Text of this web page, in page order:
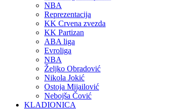
NBA
Reprezentacija
KK Crvena zvezda
KK Partizan
ABA liga
Evroliga
NBA
Željko Obradović
Nikola Jokić
Ostoja Mijailović
Nebojša Čović
KLADIONICA